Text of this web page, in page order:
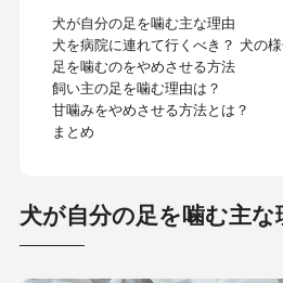
犬が自分の足を噛む主な理由
犬を病院に連れて行くべき？ 犬の
足を噛むのをやめさせる方法
飼い主の足を噛む理由は？
甘噛みをやめさせる方法とは？
まとめ
犬が自分の足を噛む主な